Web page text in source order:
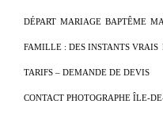
DÉPART MARIAGE BAPTÊME
FAMILLE : DES INSTANTS VRAIS
TARIFS – DEMANDE DE DEVIS
CONTACT PHOTOGRAPHE ÎLE-